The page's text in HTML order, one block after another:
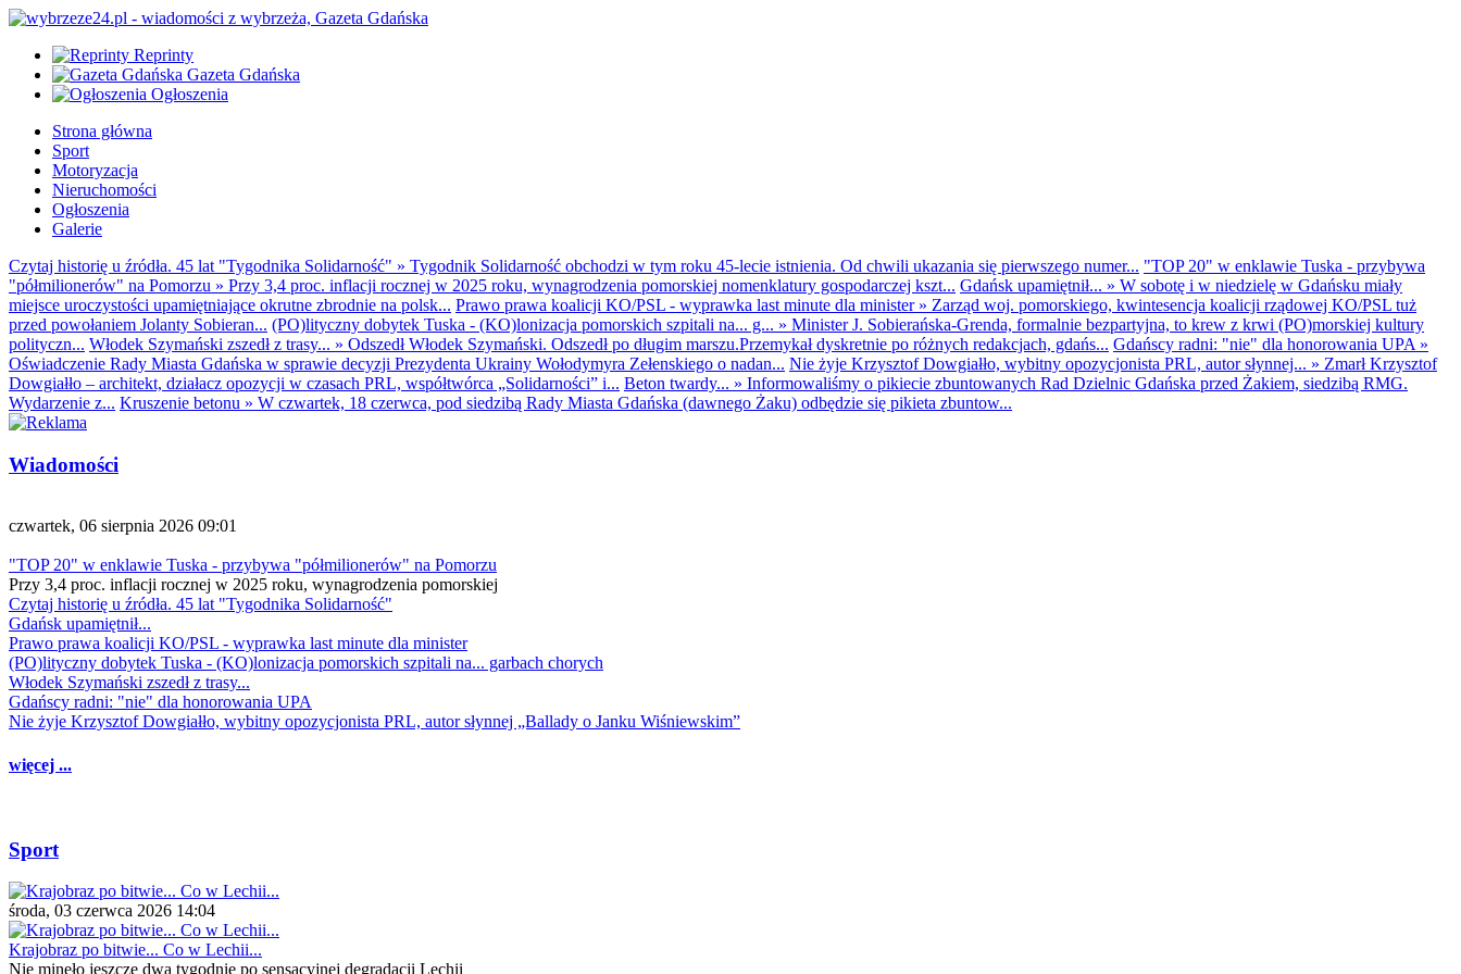
Reprinty
Gazeta Gdańska
Ogłoszenia
Strona główna
Sport
Motoryzacja
Nieruchomości
Ogłoszenia
Galerie
Czytaj historię u źródła. 45 lat "Tygodnika Solidarność" » Tygodnik Solidarność obchodzi w tym roku 45-lecie istnienia. Od chwili ukazania się pierwszego numer... "TOP 20" w enklawie Tuska - przybywa
"półmilionerów" na Pomorzu » Przy 3,4 proc. inflacji rocznej w 2025 roku, wynagrodzenia pomorskiej nomenklatury gospodarczej kszt... Gdańsk upamiętnił... » W sobotę i w niedzielę w Gdańsku miały
miejsce uroczystości upamiętniające okrutne zbrodnie na polsk... Prawo prawa koalicji KO/PSL - wyprawka last minute dla minister» Zarząd woj. pomorskiego, kwintesencja koalicji rządowej KO/PSL tuż
przed powołaniem Jolanty Sobieran... (PO)lityczny dobytek Tuska - (KO)lonizacja pomorskich szpitali na... g... » Minister J. Sobierańska-Grenda, formalnie bezpartyjna, to krew z krwi (PO)morskiej kultury
polityczn... Włodek Szymański zszedł z trasy... » Odszedł Włodek Szymański. Odszedł po długim marszu.Przemykał dyskretnie po różnych redakcjach, gdańs... Gdańscy radni: "nie" dla honorowania UPA »
Oświadczenie Rady Miasta Gdańska w sprawie decyzji Prezydenta Ukrainy Wołodymyra Zełenskiego o nadan... Nie żyje Krzysztof Dowgiałło, wybitny opozycjonista PRL, autor słynnej... » Zmarł Krzysztof
Dowgiałło – architekt, działacz opozycji w czasach PRL, współtwórca „Solidarności” i... Beton twardy... » Informowaliśmy o pikiecie zbuntowanych Rad Dzielnic Gdańska przed Żakiem, siedzibą RMG.
Wydarzenie z... Kruszenie betonu » W czwartek, 18 czerwca, pod siedzibą Rady Miasta Gdańska (dawnego Żaku) odbędzie się pikieta zbuntow...
Wiadomości
czwartek, 06 sierpnia 2026 09:01
"TOP 20" w enklawie Tuska - przybywa "półmilionerów" na Pomorzu
Przy 3,4 proc. inflacji rocznej w 2025 roku, wynagrodzenia pomorskiej
Czytaj historię u źródła. 45 lat "Tygodnika Solidarność"
Gdańsk upamiętnił...
Prawo prawa koalicji KO/PSL - wyprawka last minute dla minister
(PO)lityczny dobytek Tuska - (KO)lonizacja pomorskich szpitali na... garbach chorych
Włodek Szymański zszedł z trasy...
Gdańscy radni: "nie" dla honorowania UPA
Nie żyje Krzysztof Dowgiałło, wybitny opozycjonista PRL, autor słynnej „Ballady o Janku Wiśniewskim”
więcej ...
Sport
środa, 03 czerwca 2026 14:04
Krajobraz po bitwie... Co w Lechii...
Nie minęło jeszcze dwa tygodnie po sensacyjnej degradacji Lechii